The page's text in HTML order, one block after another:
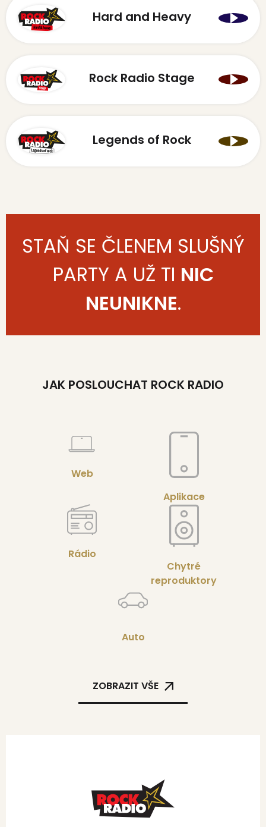
Hard and Heavy
Rock Radio Stage
Legends of Rock
STAŇ SE ČLENEM SLUŠNÝ
PARTY A UŽ TI NIC
NEUNIKNE.
JAK POSLOUCHAT ROCK RADIO
Web
Aplikace
Rádio
Chytré
reproduktory
Auto
ZOBRAZIT VŠE